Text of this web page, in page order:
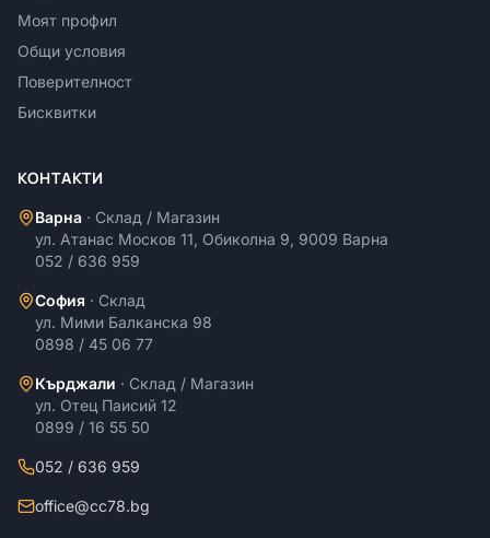
Моят профил
Общи условия
Поверителност
Бисквитки
КОНТАКТИ
Варна · Склад / Магазин
ул. Атанас Москов 11, Обиколна 9, 9009 Варна
052 / 636 959
София · Склад
ул. Мими Балканска 98
0898 / 45 06 77
Кърджали · Склад / Магазин
ул. Отец Паисий 12
0899 / 16 55 50
052 / 636 959
office@cc78.bg